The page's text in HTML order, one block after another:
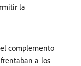
la
complemento
a los